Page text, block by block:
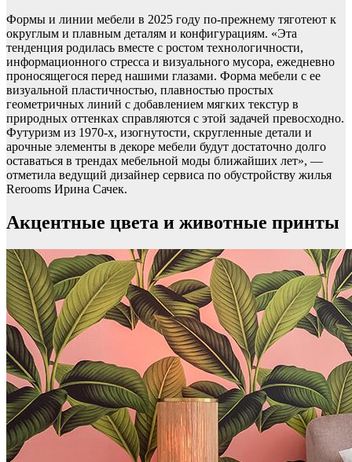
Формы и линии мебели в 2025 году по-прежнему тяготеют к
округлым и плавным деталям и конфигурациям. «Эта
тенденция родилась вместе с ростом технологичности,
информационного стресса и визуального мусора, ежедневно
проносящегося перед нашими глазами. Форма мебели с ее
визуальной пластичностью, плавностью простых
геометричных линий с добавлением мягких текстур в
природных оттенках справляются с этой задачей превосходно.
Футуризм из 1970-х, изогнутости, скругленные детали и
арочные элементы в декоре мебели будут достаточно долго
оставаться в трендах мебельной моды ближайших лет», —
отметила ведущий дизайнер сервиса по обустройству жилья
Rerooms Ирина Сачек.
Акцентные цвета и животные принты